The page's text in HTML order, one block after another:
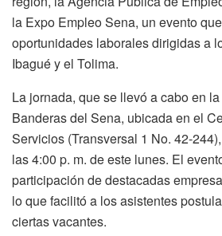
la Expo Empleo Sena, un evento
oportunidades laborales dirigidas a
Ibagué y el Tolima.
La jornada, que se llevó a cabo en
Banderas del Sena, ubicada en el
Servicios (Transversal 1 No. 42-
las 4:00 p. m. de este lunes. El
participación de destacadas
lo que facilitó a los asistentes
ciertas vacantes.